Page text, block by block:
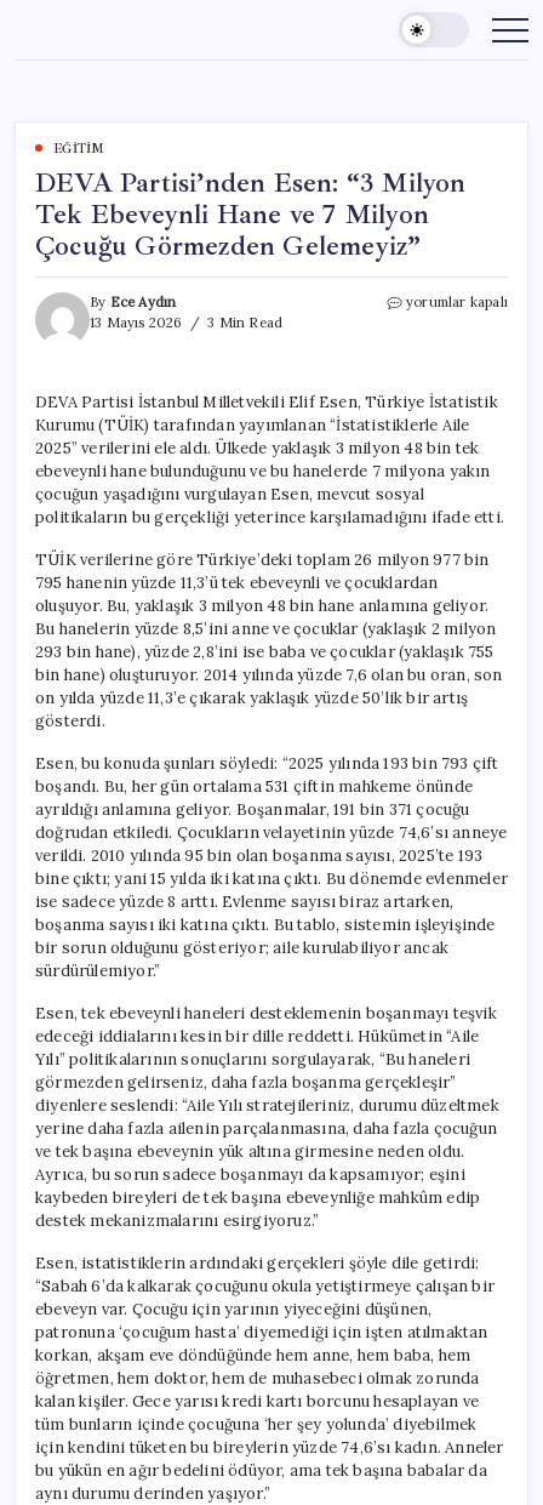
content
EĞITIM
DEVA Partisi’nden Esen: “3 Milyon
Tek Ebeveynli Hane ve 7 Milyon
Çocuğu Görmezden Gelemeyiz”
By Ece Aydın
13 Mayıs 2026
3 Min Read
DEVA
Tek
Ebeveynli
Hane
ve
7
Milyon
Çocuğu
Gelemeyiz”
için
yorumlar kapalı
DEVA Partisi İstanbul Milletvekili Elif Esen, Türkiye İstatistik
Kurumu (TÜİK) tarafından yayımlanan “İstatistiklerle Aile
2025” verilerini ele aldı. Ülkede yaklaşık 3 milyon 48 bin tek
ebeveynli hane bulunduğunu ve bu hanelerde 7 milyona yakın
çocuğun yaşadığını vurgulayan Esen, mevcut sosyal
politikaların bu gerçekliği yeterince karşılamadığını ifade etti.
TÜİK verilerine göre Türkiye’deki toplam 26 milyon 977 bin
795 hanenin yüzde 11,3’ü tek ebeveynli ve çocuklardan
oluşuyor. Bu, yaklaşık 3 milyon 48 bin hane anlamına geliyor.
Bu hanelerin yüzde 8,5’ini anne ve çocuklar (yaklaşık 2 milyon
293 bin hane), yüzde 2,8’ini ise baba ve çocuklar (yaklaşık 755
bin hane) oluşturuyor. 2014 yılında yüzde 7,6 olan bu oran, son
on yılda yüzde 11,3’e çıkarak yaklaşık yüzde 50’lik bir artış
gösterdi.
Esen, bu konuda şunları söyledi: “2025 yılında 193 bin 793 çift
boşandı. Bu, her gün ortalama 531 çiftin mahkeme önünde
ayrıldığı anlamına geliyor. Boşanmalar, 191 bin 371 çocuğu
doğrudan etkiledi. Çocukların velayetinin yüzde 74,6’sı anneye
verildi. 2010 yılında 95 bin olan boşanma sayısı, 2025’te 193
bine çıktı; yani 15 yılda iki katına çıktı. Bu dönemde evlenmeler
ise sadece yüzde 8 arttı. Evlenme sayısı biraz artarken,
boşanma sayısı iki katına çıktı. Bu tablo, sistemin işleyişinde
bir sorun olduğunu gösteriyor; aile kurulabiliyor ancak
sürdürülemiyor.”
Esen, tek ebeveynli haneleri desteklemenin boşanmayı teşvik
edeceği iddialarını kesin bir dille reddetti. Hükümetin “Aile
Yılı” politikalarının sonuçlarını sorgulayarak, “Bu haneleri
görmezden gelirseniz, daha fazla boşanma gerçekleşir”
diyenlere seslendi: “Aile Yılı stratejileriniz, durumu düzeltmek
yerine daha fazla ailenin parçalanmasına, daha fazla çocuğun
ve tek başına ebeveynin yük altına girmesine neden oldu.
Ayrıca, bu sorun sadece boşanmayı da kapsamıyor; eşini
kaybeden bireyleri de tek başına ebeveynliğe mahkûm edip
destek mekanizmalarını esirgiyoruz.”
Esen, istatistiklerin ardındaki gerçekleri şöyle dile getirdi:
“Sabah 6’da kalkarak çocuğunu okula yetiştirmeye çalışan bir
ebeveyn var. Çocuğu için yarının yiyeceğini düşünen,
patronuna ‘çocuğum hasta’ diyemediği için işten atılmaktan
korkan, akşam eve döndüğünde hem anne, hem baba, hem
öğretmen, hem doktor, hem de muhasebeci olmak zorunda
kalan kişiler. Gece yarısı kredi kartı borcunu hesaplayan ve
tüm bunların içinde çocuğuna ‘her şey yolunda’ diyebilmek
için kendini tüketen bu bireylerin yüzde 74,6’sı kadın. Anneler
bu yükün en ağır bedelini ödüyor, ama tek başına babalar da
aynı durumu derinden yaşıyor.”